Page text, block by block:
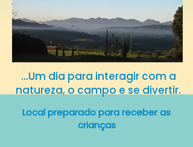
...Um dia para interagir com a
natureza, o campo e se divertir.
Local preparado para receber as
crianças